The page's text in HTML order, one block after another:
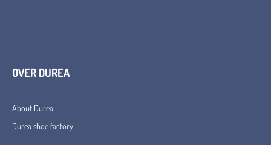
OVER DUREA
About Durea
Durea shoe factory